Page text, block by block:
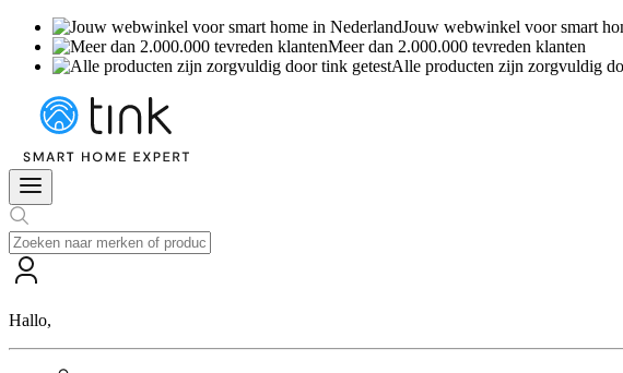
Jouw webwinkel voor smart
Meer dan 2.000.000 tevreden klanten
Alle producten zijn zorgvuldig
Hallo,